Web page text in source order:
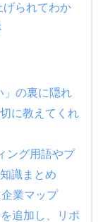
げられてわか
」の裏に隠れ
に教えてくれ
ング用語やプ
識まとめ
業マップ
追加し、リポ